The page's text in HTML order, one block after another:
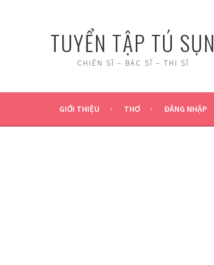
TUYỂN TẬP TÚ SỤN
CHIẾN SĨ – BÁC SĨ – THI SĨ
GIỚI THIỆU THƠ ĐĂNG NHẬP